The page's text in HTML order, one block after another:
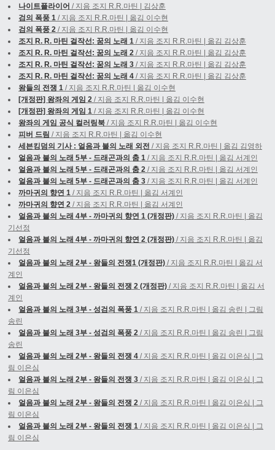
나이트플라이어 / 지음 조지 R.R.마틴 | 김상훈
검의 폭풍 1 / 지음 조지 R.R.마틴 | 옮김 이수현
검의 폭풍 2 / 지음 조지 R.R.마틴 | 옮김 이수현
조지 R. R. 마틴 걸작선: 꿈의 노래 1 / 지음 조지 R.R.마틴 | 옮김 김상훈
조지 R. R. 마틴 걸작선: 꿈의 노래 2 / 지음 조지 R.R.마틴 | 옮김 김상훈
조지 R. R. 마틴 걸작선: 꿈의 노래 3 / 지음 조지 R.R.마틴 | 옮김 김상훈
조지 R. R. 마틴 걸작선: 꿈의 노래 4 / 지음 조지 R.R.마틴 | 옮김 김상훈
왕들의 전쟁 1 / 지음 조지 R.R.마틴 | 옮김 이수현
[개정판] 왕좌의 게임 2 / 지음 조지 R.R.마틴 | 옮김 이수현
[개정판] 왕좌의 게임 1 / 지음 조지 R.R.마틴 | 옮김 이수현
왕좌의 게임 공식 컬러링북 / 지음 조지 R.R.마틴 | 옮김 이수현
피버 드림 / 지음 조지 R.R.마틴 | 옮김 이수현
세븐킹덤의 기사 : 얼음과 불의 노래 외전 / 지음 조지 R.R.마틴 | 옮김 김영하
얼음과 불의 노래 5부 - 드래곤과의 춤 1 / 지음 조지 R.R.마틴 | 옮김 서계인
얼음과 불의 노래 5부 - 드래곤과의 춤 2 / 지음 조지 R.R.마틴 | 옮김 서계인
얼음과 불의 노래 5부 - 드래곤과의 춤 3 / 지음 조지 R.R.마틴 | 옮김 서계인
까마귀의 향연 1 / 지음 조지 R.R.마틴 | 옮김 서계인
까마귀의 향연 2 / 지음 조지 R.R.마틴 | 옮김 서계인
얼음과 불의 노래 4부 - 까마귀의 향연 1 (개정판) / 지음 조지 R.R.마틴 | 옮김
기선정
얼음과 불의 노래 4부 - 까마귀의 향연 2 (개정판) / 지음 조지 R.R.마틴 | 옮김
기선정
얼음과 불의 노래 2부 - 왕들의 전쟁1 (개정판) / 지음 조지 R.R.마틴 | 옮김 서
계인
얼음과 불의 노래 2부 - 왕들의 전쟁 2 (개정판) / 지음 조지 R.R.마틴 | 옮김 서
계인
얼음과 불의 노래 3부 - 성검의 폭풍 1 / 지음 조지 R.R.마틴 | 옮김 송린 | 그림
송린
얼음과 불의 노래 3부 - 성검의 폭풍 2 / 지음 조지 R.R.마틴 | 옮김 송린 | 그림
송린
얼음과 불의 노래 2부 - 왕들의 전쟁 4 / 지음 조지 R.R.마틴 | 옮김 이은심 | 그
림 이은심
얼음과 불의 노래 2부 - 왕들의 전쟁 3 / 지음 조지 R.R.마틴 | 옮김 이은심 | 그
림 이은심
얼음과 불의 노래 2부 - 왕들의 전쟁 2 / 지음 조지 R.R.마틴 | 옮김 이은심 | 그
림 이은심
얼음과 불의 노래 2부 - 왕들의 전쟁 1 / 지음 조지 R.R.마틴 | 옮김 이은심 | 그
림 이은심